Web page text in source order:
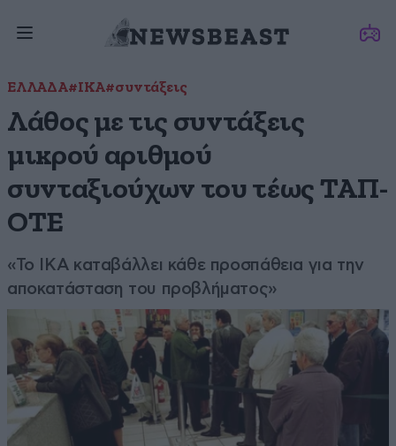
ΕΛΛΑΔΑ#ΙΚΑ#συντάξεις
Λάθος με τις συντάξεις
μικρού αριθμού
συνταξιούχων του τέως ΤΑΠ-
ΟΤΕ
«Το ΙΚΑ καταβάλλει κάθε προσπάθεια για την
αποκατάσταση του προβλήματος»